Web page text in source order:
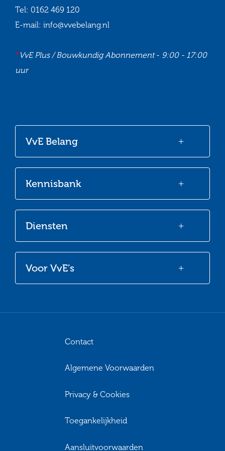
Voor VvE’s
Diensten
Kennisbank
VvE Belang
Tel: 0162 469 120
E-mail: info@vvebelang.nl
*VvE Plus / Bouwkundig Abonnement- 9:00 - 17:00
uur
Facebook
Contact
Algemene Voorwaarden
Privacy & Cookies
Toegankelijkheid
Aansluitvoorwaarden